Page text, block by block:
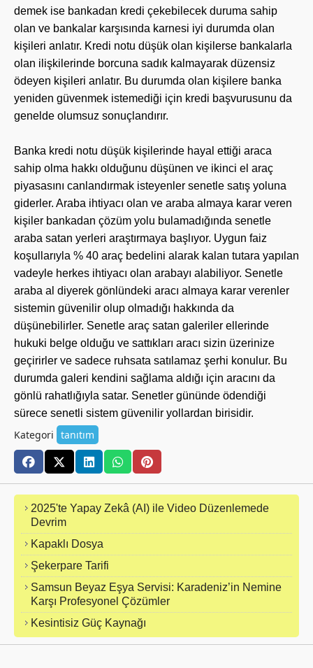
demek ise bankadan kredi çekebilecek duruma sahip
olan ve bankalar karşısında karnesi iyi durumda olan
kişileri anlatır. Kredi notu düşük olan kişilerse bankalarla
olan ilişkilerinde borcuna sadık kalmayarak düzensiz
ödeyen kişileri anlatır. Bu durumda olan kişilere banka
yeniden güvenmek istemediği için kredi başvurusunu da
genelde olumsuz sonuçlandırır.
Banka kredi notu düşük kişilerinde hayal ettiği araca
sahip olma hakkı olduğunu düşünen ve ikinci el araç
piyasasını canlandırmak isteyenler senetle satış yoluna
giderler. Araba ihtiyacı olan ve araba almaya karar veren
kişiler bankadan çözüm yolu bulamadığında senetle
araba satan yerleri araştırmaya başlıyor. Uygun faiz
koşullarıyla % 40 araç bedelini alarak kalan tutara yapılan
vadeyle herkes ihtiyacı olan arabayı alabiliyor. Senetle
araba al diyerek gönlündeki aracı almaya karar verenler
sistemin güvenilir olup olmadığı hakkında da
düşünebilirler. Senetle araç satan galeriler ellerinde
hukuki belge olduğu ve sattıkları aracı sizin üzerinize
geçirirler ve sadece ruhsata satılamaz şerhi konulur. Bu
durumda galeri kendini sağlama aldığı için aracını da
gönlü rahatlığıyla satar. Senetler gününde ödendiği
sürece senetli sistem güvenilir yollardan birisidir.
Kategori tanıtım
2025'te Yapay Zekâ (AI) ile Video Düzenlemede
Devrim
Kapaklı Dosya
Şekerpare Tarifi
Samsun Beyaz Eşya Servisi: Karadeniz’in Nemine
Karşı Profesyonel Çözümler
Kesintisiz Güç Kaynağı